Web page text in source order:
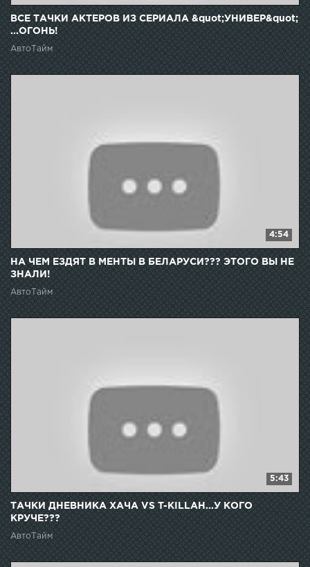
ВСЕ ТАЧКИ АКТЕРОВ ИЗ СЕРИАЛА &quot;УНИВЕР&quot;
...ОГОНЬ!
АвтоТайм
4:54
НА ЧЕМ ЕЗДЯТ В МЕНТЫ В БЕЛАРУСИ??? ЭТОГО ВЫ НЕ
ЗНАЛИ!
АвтоТайм
5:43
ТАЧКИ ДНЕВНИКА ХАЧА VS T-KILLAH...У КОГО
КРУЧЕ???
АвтоТайм